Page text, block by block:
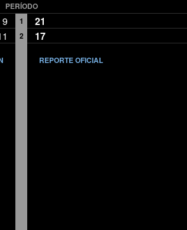
PERÍODO
9 1
21
2 17
REPORTE OFICIAL